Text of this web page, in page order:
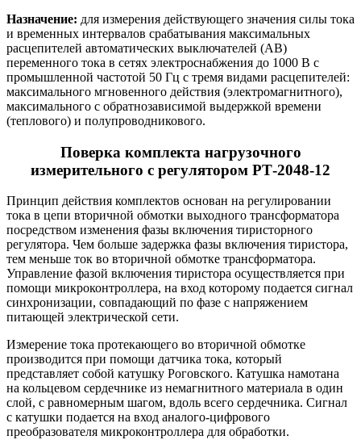
Назначение: для измерения действующего значения силы тока
и временных интервалов срабатывания максимальных
расцепителей автоматических выключателей (АВ)
переменного тока в сетях электроснабжения до 1000 В с
промышленной частотой 50 Гц с тремя видами расцепителей:
максимального мгновенного действия (электромагнитного),
максимального с обратнозависимой выдержкой времени
(теплового) и полупроводникового.
Поверка комплекта нагрузочного
измерительного с регулятором РТ-2048-12
Принцип действия комплектов основан на регулировании
тока в цепи вторичной обмотки выходного трансформатора
посредством изменения фазы включения тиристорного
регулятора. Чем больше задержка фазы включения тиристора,
тем меньше ток во вторичной обмотке трансформатора.
Управление фазой включения тиристора осуществляется при
помощи микроконтроллера, на вход которому подается сигнал
синхронизации, совпадающий по фазе с напряжением
питающей электрической сети.
Измерение тока протекающего во вторичной обмотке
производится при помощи датчика тока, который
представляет собой катушку Роговского. Катушка намотана
на кольцевом сердечнике из немагнитного материала в один
слой, с равномерным шагом, вдоль всего сердечника. Сигнал
с катушки подается на вход аналого-цифрового
преобразователя микроконтроллера для обработки.